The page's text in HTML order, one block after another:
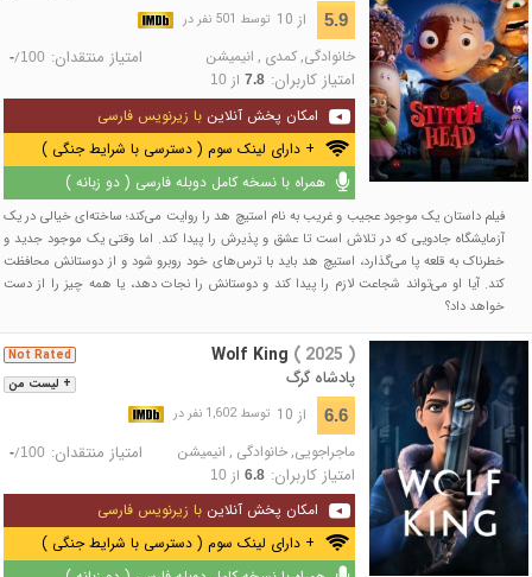
5.9 از 10 توسط 501 نفر در
خانوادگی,کمدی , انیمیشن امتیاز منتقدان: -/100
امتیاز کاربران: 7.8از 10
امکان پخش آنلاین با زیرنویس فارسی
+ دارای لینک سوم ( دسترسی با شرایط جنگی )
همراه با نسخه کامل دوبله فارسی ( دو زبانه )
فیلم داستان یک موجود عجیب و غریب به نام استیچ‌ هد را روایت می‌کند؛ ساخته‌ای خیالی در یک
آزمایشگاه جادویی که در تلاش است تا عشق و پذیرش را پیدا کند. اما وقتی یک موجود جدید و
خطرناک به قلعه پا می‌گذارد، استیچ‌ هد باید با ترس‌های خود روبرو شود و از دوستانش محافظت
کند. آیا او می‌تواند شجاعت لازم را پیدا کند و دوستانش را نجات دهد، یا همه چیز را از دست
خواهد داد؟
+ لیست من
Not Rated Wolf King ( 2025 )
پادشاه گرگ
6.6 از 10 توسط 1,602 نفر در
ماجراجویی, خانوادگی , انیمیشن امتیاز منتقدان: -/100
امتیاز کاربران: 6.8از 10
امکان پخش آنلاین با زیرنویس فارسی
+ دارای لینک سوم ( دسترسی با شرایط جنگی )